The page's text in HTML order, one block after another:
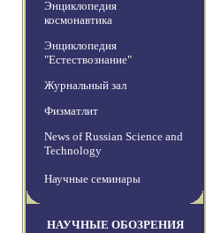
Энциклопедия
космонавтика
Энциклопедия
"Естествознание"
Журнальный зал
Физматлит
News of Russian Science and
Technology
Научные семинары
НАУЧНЫЕ ОБОЗРЕНИЯ